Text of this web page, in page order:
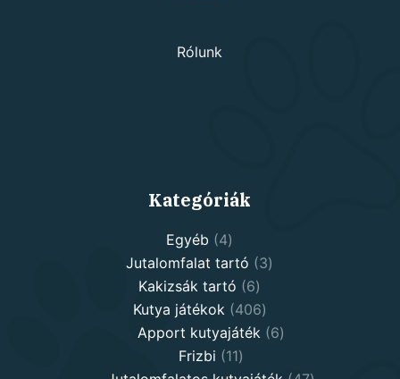
Rólunk
Kategóriák
Egyéb 44
products
Jutalomfalat tartó 33
Kakizsák tartó 66
products
Kutya játékok 406406
products
Apport kutyajáték 66
Frizbi 1111